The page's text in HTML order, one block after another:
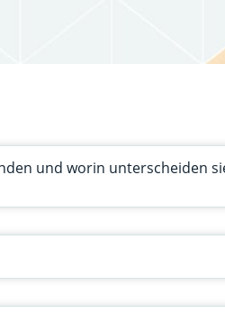
und worin unterscheiden